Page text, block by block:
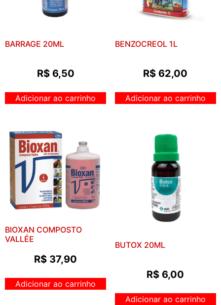
BARRAGE 20ML
R$6,50
Adicionar ao carrinho
BENZOCREOL 1L
R$ 62,00
Adicionar ao carrinho
BIOXAN COMPOSTO
VALLÉE
R$ 37,90
Adicionar ao carrinho
BUTOX 20ML
R$ 6,00
Adicionar ao carrinho